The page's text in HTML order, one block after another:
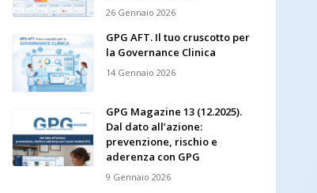
26 Gennaio 2026
GPG AFT. Il tuo cruscotto per
la Governance Clinica
14 Gennaio 2026
GPG Magazine 13 (12.2025).
Dal dato all’azione:
prevenzione, rischio e
aderenza con GPG
9 Gennaio 2026